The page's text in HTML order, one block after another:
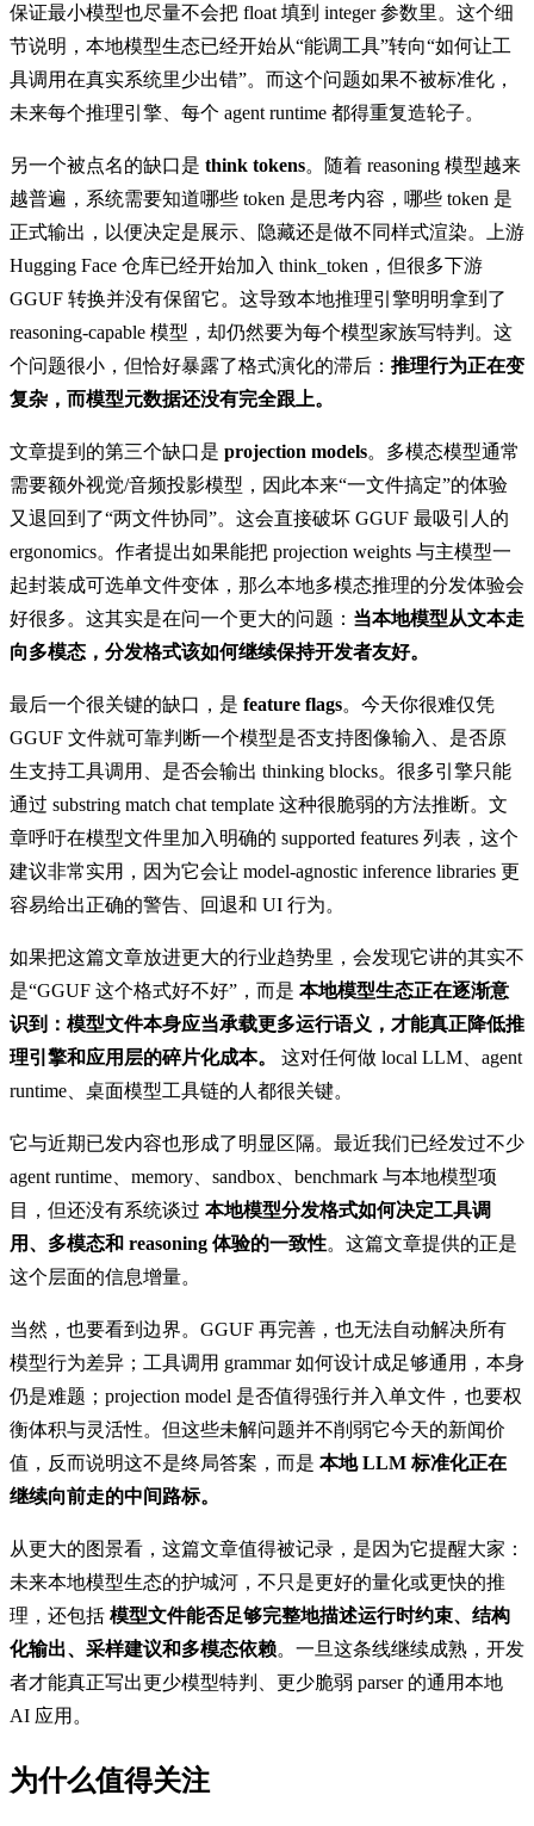
保证最小模型也尽量不会把 float 填到 integer 参数里。这个细
节说明，本地模型生态已经开始从“能调工具”转向“如何让工
具调用在真实系统里少出错”。而这个问题如果不被标准化，
未来每个推理引擎、每个 agent runtime 都得重复造轮子。
另一个被点名的缺口是 think tokens。随着 reasoning 模型越来
越普遍，系统需要知道哪些 token 是思考内容，哪些 token 是
正式输出，以便决定是展示、隐藏还是做不同样式渲染。上游
Hugging Face 仓库已经开始加入 think_token，但很多下游
GGUF 转换并没有保留它。这导致本地推理引擎明明拿到了
reasoning-capable 模型，却仍然要为每个模型家族写特判。这
个问题很小，但恰好暴露了格式演化的滞后： 推理行为正在变
复杂，而模型元数据还没有完全跟上。
文章提到的第三个缺口是 projection models。多模态模型通常
需要额外视觉/音频投影模型，因此本来“一文件搞定”的体验
又退回到了“两文件协同”。这会直接破坏 GGUF 最吸引人的
ergonomics。作者提出如果能把 projection weights 与主模型一
起封装成可选单文件变体，那么本地多模态推理的分发体验会
好很多。这其实是在问一个更大的问题： 当本地模型从文本走
向多模态，分发格式该如何继续保持开发者友好。
最后一个很关键的缺口，是 feature flags。今天你很难仅凭
GGUF 文件就可靠判断一个模型是否支持图像输入、是否原
生支持工具调用、是否会输出 thinking blocks。很多引擎只能
通过 substring match chat template 这种很脆弱的方法推断。文
章呼吁在模型文件里加入明确的 supported features 列表，这个
建议非常实用，因为它会让 model-agnostic inference libraries 更
容易给出正确的警告、回退和 UI 行为。
如果把这篇文章放进更大的行业趋势里，会发现它讲的其实不
是“GGUF 这个格式好不好”，而是 本地模型生态正在逐渐意
识到：模型文件本身应当承载更多运行语义，才能真正降低推
理引擎和应用层的碎片化成本。
这对任何做 local LLM、agent
runtime、桌面模型工具链的人都很关键。
它与近期已发内容也形成了明显区隔。最近我们已经发过不少
agent runtime、memory、sandbox、benchmark 与本地模型项
目，但还没有系统谈过 本地模型分发格式如何决定工具调
用、多模态和 reasoning 体验的一致性。这篇文章提供的正是
这个层面的信息增量。
当然，也要看到边界。GGUF 再完善，也无法自动解决所有
模型行为差异；工具调用 grammar 如何设计成足够通用，本身
仍是难题；projection model 是否值得强行并入单文件，也要权
衡体积与灵活性。但这些未解问题并不削弱它今天的新闻价
值，反而说明这不是终局答案，而是 本地 LLM 标准化正在
继续向前走的中间路标。
从更大的图景看，这篇文章值得被记录，是因为它提醒大家：
未来本地模型生态的护城河，不只是更好的量化或更快的推
理，还包括 模型文件能否足够完整地描述运行时约束、结构
化输出、采样建议和多模态依赖。一旦这条线继续成熟，开发
者才能真正写出更少模型特判、更少脆弱 parser 的通用本地
AI 应用。
为什么值得关注